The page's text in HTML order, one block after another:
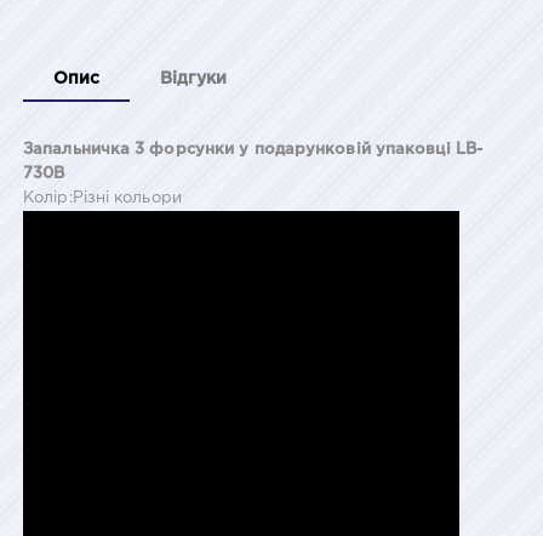
Опис Відгуки
Запальничка 3 форсунки у подарунковій упаковці LB-
730B
Колір:Різні кольори